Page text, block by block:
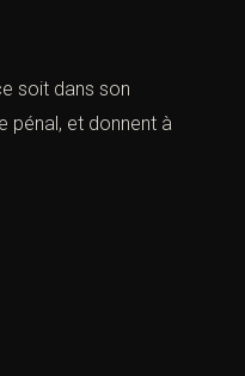
soit dans son
pénal, et donnent à